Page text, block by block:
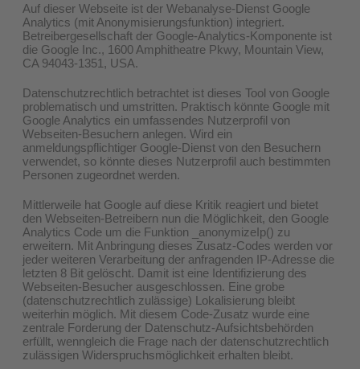
Auf dieser Webseite ist der Webanalyse-Dienst Google
Analytics (mit Anonymisierungsfunktion) integriert.
Betreibergesellschaft der Google-Analytics-Komponente ist
die Google Inc., 1600 Amphitheatre Pkwy, Mountain View,
CA 94043-1351, USA.
Datenschutzrechtlich betrachtet ist dieses Tool von Google
problematisch und umstritten. Praktisch könnte Google mit
Google Analytics ein umfassendes Nutzerprofil von
Webseiten-Besuchern anlegen. Wird ein
anmeldungspflichtiger Google-Dienst von den Besuchern
verwendet, so könnte dieses Nutzerprofil auch bestimmten
Personen zugeordnet werden.
Mittlerweile hat Google auf diese Kritik reagiert und bietet
den Webseiten-Betreibern nun die Möglichkeit, den Google
Analytics Code um die Funktion _anonymizeIp() zu
erweitern. Mit Anbringung dieses Zusatz-Codes werden vor
jeder weiteren Verarbeitung der anfragenden IP-Adresse die
letzten 8 Bit gelöscht. Damit ist eine Identifizierung des
Webseiten-Besucher ausgeschlossen. Eine grobe
(datenschutzrechtlich zulässige) Lokalisierung bleibt
weiterhin möglich. Mit diesem Code-Zusatz wurde eine
zentrale Forderung der Datenschutz-Aufsichtsbehörden
erfüllt, wenngleich die Frage nach der datenschutzrechtlich
zulässigen Widerspruchsmöglichkeit erhalten bleibt.